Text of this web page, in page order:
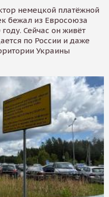
немецкой платёжной
бежал из Евросоюза
Сейчас он живёт
по России и даже
Украины